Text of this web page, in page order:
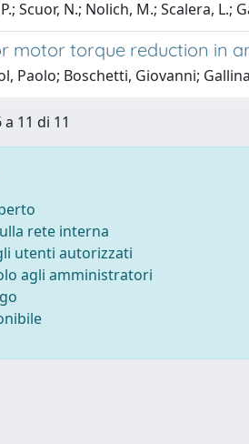
Scuor, N.; Nolich, M.; Scalera, L.;
motor torque reduction in
Paolo; Boschetti, Giovanni;
11 di 11
rete interna
utenti autorizzati
agli amministratori